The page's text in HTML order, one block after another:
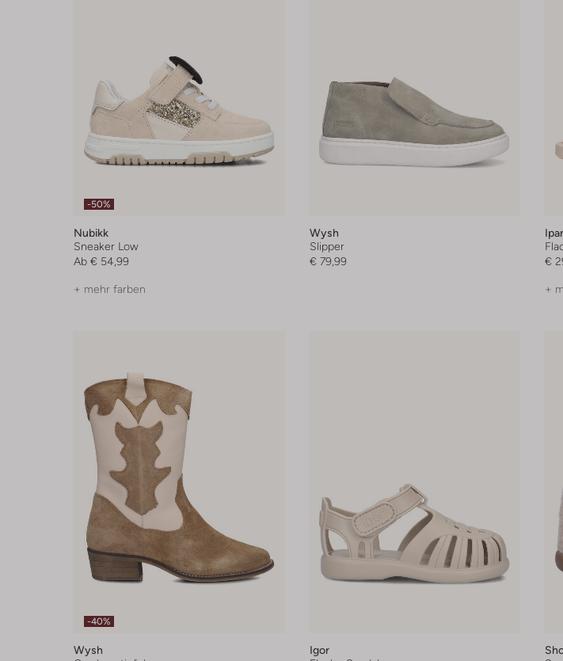
-50%
Nubikk
Sneaker Low
Ab € 54,99
+ mehr farben
Wysh
Slipper
€ 79,99
€
+
-40%
Wysh
Igor